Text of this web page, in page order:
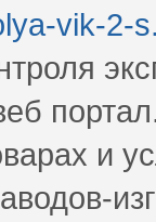
vik-2-
и